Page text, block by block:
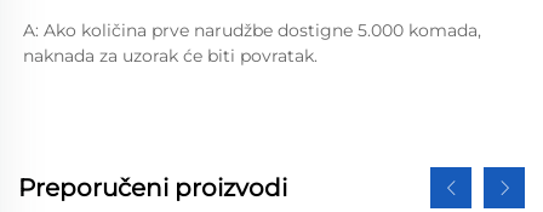
A: Ako količina prve narudžbe dostigne 5.000 komada,
naknada za uzorak će biti povratak.
Preporučeni proizvodi